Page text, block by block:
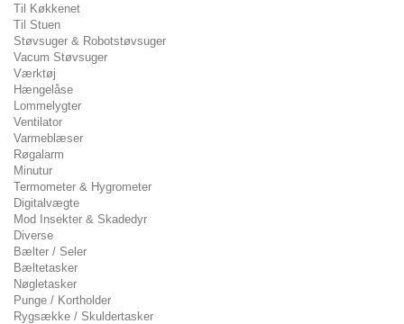
Til Køkkenet
Til Stuen
Støvsuger & Robotstøvsuger
Vacum Støvsuger
Værktøj
Hængelåse
Lommelygter
Ventilator
Varmeblæser
Røgalarm
Minutur
Termometer & Hygrometer
Digitalvægte
Mod Insekter & Skadedyr
Diverse
Bælter / Seler
Bæltetasker
Nøgletasker
Punge / Kortholder
Rygsække / Skuldertasker